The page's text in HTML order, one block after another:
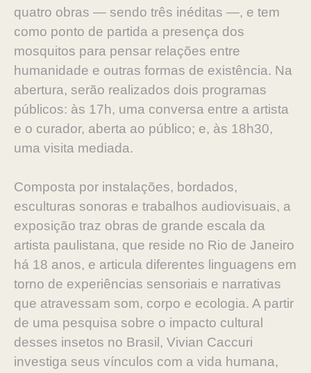
quatro obras — sendo três inéditas —, e tem
como ponto de partida a presença dos
mosquitos para pensar relações entre
humanidade e outras formas de existência. Na
abertura, serão realizados dois programas
públicos: às 17h, uma conversa entre a artista
e o curador, aberta ao público; e, às 18h30,
uma visita mediada.
Composta por instalações, bordados,
esculturas sonoras e trabalhos audiovisuais, a
exposição traz obras de grande escala da
artista paulistana, que reside no Rio de Janeiro
há 18 anos, e articula diferentes linguagens em
torno de experiências sensoriais e narrativas
que atravessam som, corpo e ecologia. A partir
de uma pesquisa sobre o impacto cultural
desses insetos no Brasil, Vivian Caccuri
investiga seus vínculos com a vida humana,